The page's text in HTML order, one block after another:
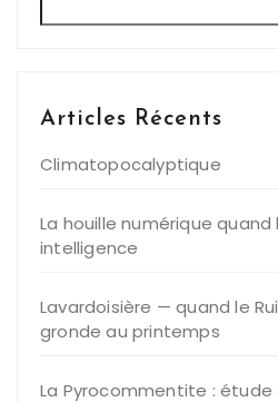
Articles Récents
Climatopocalyptique
La houille numérique
intelligence
Lavardoisière — quand le
gronde au printemps
La Pyrocommentite : étude